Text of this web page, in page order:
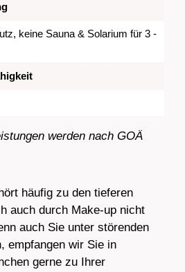
keine Sauna & Solarium für 3 -
werden nach GOÄ
häufig zu den tieferen
auch durch Make-up nicht
auch Sie unter störenden
empfangen wir Sie in
gerne zu Ihrer